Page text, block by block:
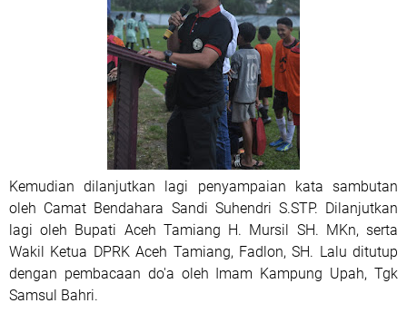
Kemudian dilanjutkan lagi penyampaian kata sambutan
oleh Camat Bendahara Sandi Suhendri S.STP. Dilanjutkan
lagi oleh Bupati Aceh Tamiang H. Mursil SH. MKn, serta
Wakil Ketua DPRK Aceh Tamiang, Fadlon, SH. Lalu ditutup
dengan pembacaan do'a oleh Imam Kampung Upah, Tgk
Samsul Bahri.